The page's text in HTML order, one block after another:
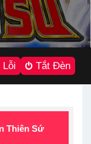
Lỗi Tắt Đèn
Thiên Sứ